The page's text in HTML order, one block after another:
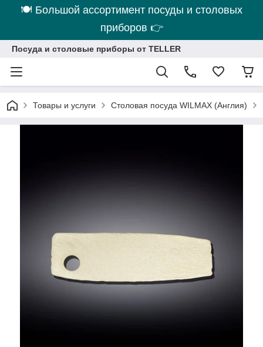
🍽 Большой ассортимент посуды и столовых
приборов 👉
Посуда и столовые приборы от TELLER
Товары и услуги Столовая посуда WILMAX (Англия)